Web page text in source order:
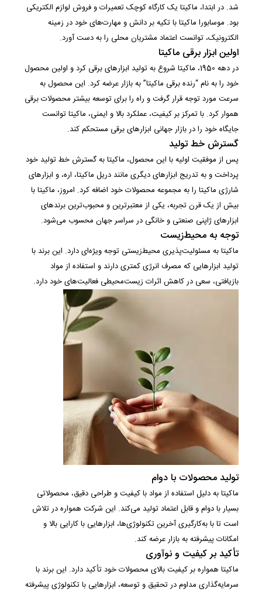
شد. در ابتدا، ماکیتا یک کارگاه کوچک تعمیرات و فروش لوازم الکتریکی
بود. موسابورا ماکیتا با تکیه بر دانش و مهارت‌های خود در زمینه
الکترونیک، توانست اعتماد مشتریان محلی را به دست آورد.
اولین ابزار برقی ماکیتا
در دهه 1950، ماکیتا شروع به تولید ابزارهای برقی کرد و اولین محصول
خود را به نام “رنده برقی ماکیتا” به بازار عرضه کرد. این محصول به
سرعت مورد توجه قرار گرفت و راه را برای توسعه بیشتر محصولات برقی
هموار کرد. با تمرکز بر کیفیت، عملکرد بالا و ایمنی، ماکیتا توانست
جایگاه خود را در بازار جهانی ابزارهای برقی مستحکم کند.
گسترش خط تولید
پس از موفقیت اولیه با این محصول، ماکیتا به گسترش خط تولید خود
پرداخت و به تدریج ابزارهای دیگری مانند دریل ماکیتا، اره، و ابزارهای
شارژی ماکیتا را به مجموعه محصولات خود اضافه کرد. امروز، ماکیتا با
بیش از یک قرن تجربه، یکی از معتبرترین و محبوب‌ترین برندهای
ابزارهای ژاپنی صنعتی و خانگی در سراسر جهان محسوب می‌شود.
توجه به محیط‌زیست
ماکیتا به مسئولیت‌پذیری محیط‌زیستی توجه ویژه‌ای دارد. این برند با
تولید ابزارهایی که مصرف انرژی کمتری دارند و استفاده از مواد
بازیافتی، سعی در کاهش اثرات زیست‌محیطی فعالیت‌های خود دارد.
تولید محصولات با دوام
ماکیتا به دلیل استفاده از مواد با کیفیت و طراحی دقیق، محصولاتی
بسیار با دوام و قابل اعتماد تولید می‌کند. این شرکت همواره در تلاش
است تا با به‌کارگیری آخرین تکنولوژی‌ها، ابزارهایی با کارایی بالا و
امکانات پیشرفته به بازار عرضه کند.
تأکید بر کیفیت و نوآوری
ماکیتا همواره بر کیفیت بالای محصولات خود تأکید دارد. این برند با
سرمایه‌گذاری مداوم در تحقیق و توسعه، ابزارهایی با تکنولوژی پیشرفته